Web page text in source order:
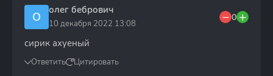
О олег бебрович
10 декабря 2022 13:08
0
сирик ахуеный
Ответить Цитировать